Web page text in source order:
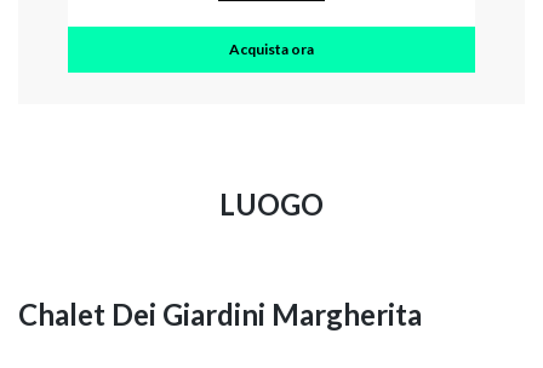
Acquista ora
LUOGO
Chalet Dei Giardini Margherita